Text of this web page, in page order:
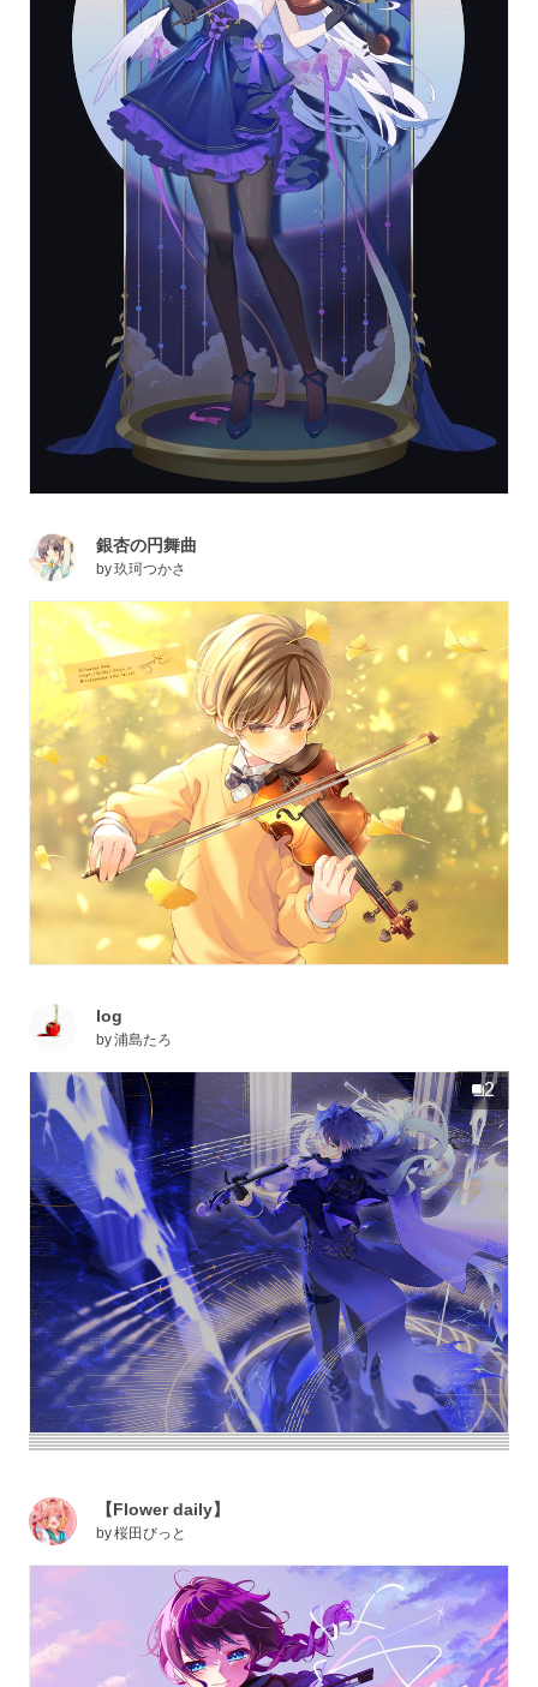
銀杏の円舞曲
by玖珂つかさ
log
by浦島たろ
2
【Flower daily】
by桜田びっと